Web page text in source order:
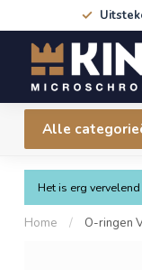
Alle
Het is erg
Home / O-ringen